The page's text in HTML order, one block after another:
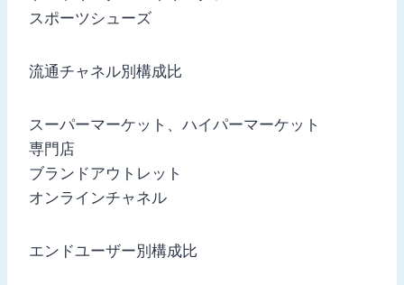
スポーツシューズ
流通チャネル別構成比
スーパーマーケット、ハイパーマーケット
専門店
ブランドアウトレット
オンラインチャネル
エンドユーザー別構成比